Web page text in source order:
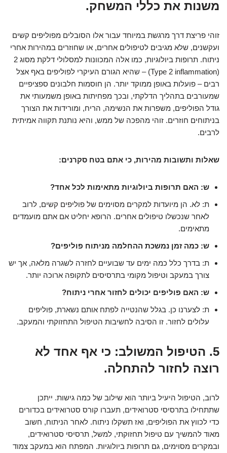
משנות את כללי המשחק.
זוהי פריצת דרך מרגשת במיוחד עבור אלו הסובלים מפוליפים קשים
ועקשנים, שלא מגיבים לטיפולים אחרים, או שחוזרים במהירות אחרי
ניתוח. תרופות ביולוגיות, כמו אלה המכוונות למסלולי דלקת מסוג 2
(Type 2 inflammation) – שהיא הגורם העיקרי לפוליפים באף אצל
רבים – פועלות באופן ממוקד יותר. הן חוסמות חלבונים ספציפיים
שמעורבים בתהליך הדלקתי, ובכך מפחיתות באופן משמעותי את
גודל הפוליפים, משפרות את הנשימה, הריח, ומורידות את הצורך
בניתוחים חוזרים. זוהי מהפכה של ממש, והיא נותנת תקווה אמיתית
לרבים.
שאלות ותשובות מהירות, כי אתם בטח סקרנים:
ש: האם תרופות ביולוגיות מתאימות לכל אחד?
ת: לא. הן מיועדות למקרים מסוימים של פוליפים קשים, לרוב
לאחר שנכשלו טיפולים אחרים. הרופא יחליט אם אתם מועמדים
מתאימים.
ש: כמה זמן נמשכת ההחלמה מניתוח פוליפים?
ת: בדרך כלל כמה ימים עד שבועיים לחזרה לשגרה מלאה, אך יש
צורך במעקב וטיפול מקומי בתרסיסים לתקופה ארוכה יותר.
ש: האם פוליפים יכולים לחזור אחרי ניתוח?
ת: לצערנו כן. בגלל שהנטייה לפתח אותם נשארת, פוליפים
עלולים לחזור. זו הסיבה לחשיבות הטיפול התחזוקתי והמעקב.
5. הטיפול המשולב: כי אף אחד לא
רוצה לחזור להתחלה.
לרוב, הטיפול היעיל ביותר הוא שילוב של כמה גישות. ייתכן
שתתחילו בתרסיסי סטרואידים, תעברו קורס סטרואידים בכדורים
כדי לכווץ את הפוליפים, ואז תשקלו ניתוח. לאחר הניתוח, חשוב
מאוד להמשיך עם טיפול תחזוקתי, למשל, תרסיסי סטרואידים,
ובמקרים מסוימים, גם תרופות ביולוגיות. המפתח הוא במעקב צמוד